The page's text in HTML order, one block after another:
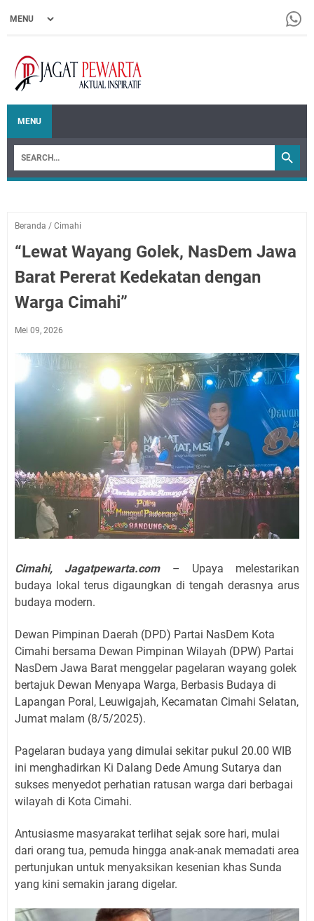
MENU
Beranda / Cimahi
“Lewat Wayang Golek, NasDem Jawa
Barat Pererat Kedekatan dengan
Warga Cimahi”
Mei 09, 2026
Cimahi, Jagatpewarta.com– Upaya melestarikan
budaya lokal terus digaungkan di tengah derasnya arus
budaya modern.
Dewan Pimpinan Daerah (DPD) Partai NasDem Kota
Cimahi bersama Dewan Pimpinan Wilayah (DPW) Partai
NasDem Jawa Barat menggelar pagelaran wayang golek
bertajuk Dewan Menyapa Warga, Berbasis Budaya di
Lapangan Poral, Leuwigajah, Kecamatan Cimahi Selatan,
Jumat malam (8/5/2025).
Pagelaran budaya yang dimulai sekitar pukul 20.00 WIB
ini menghadirkan Ki Dalang Dede Amung Sutarya dan
sukses menyedot perhatian ratusan warga dari berbagai
wilayah di Kota Cimahi.
Antusiasme masyarakat terlihat sejak sore hari, mulai
dari orang tua, pemuda hingga anak-anak memadati area
pertunjukan untuk menyaksikan kesenian khas Sunda
yang kini semakin jarang digelar.